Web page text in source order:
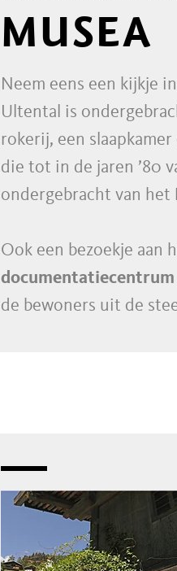
MUSEA
Neem eens een kijkje
Ultental is
rokerij, een
die tot in de jaren ’80
ondergebracht van het
Ook een bezoekje aan
documentatiecentrum
de bewoners uit de